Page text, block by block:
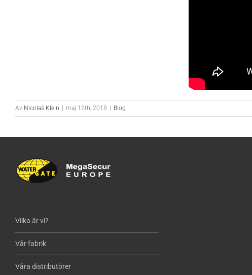
Av Nicolas Klein maj 12th, 2018 Blog
Vilka är vi?
Vår fabrik
Våra distributörer